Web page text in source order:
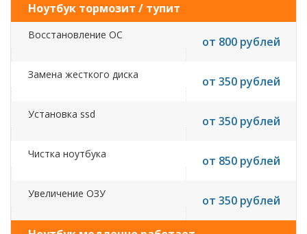
Ноутбук тормозит / тупит
Восстановление ОС от 800 рублей
Замена жесткого диска от 350 рублей
Установка ssd от 350 рублей
Чистка ноутбука от 850 рублей
Увеличение ОЗУ от 350 рублей